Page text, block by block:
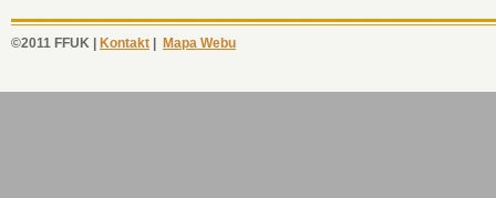
©2011 FFUK | Kontakt | Mapa Webu